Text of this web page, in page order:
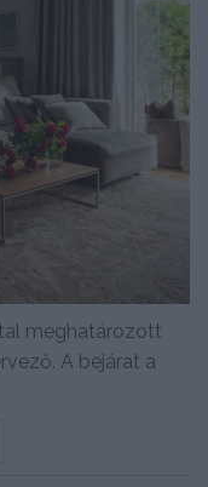
meghatározott
A bejárat a